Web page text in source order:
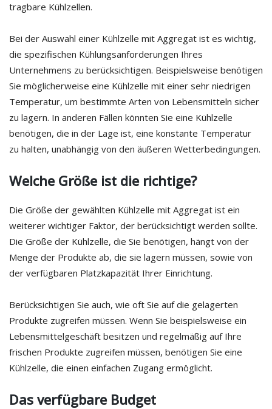
tragbare Kühlzellen.
Bei der Auswahl einer Kühlzelle mit Aggregat ist es wichtig,
die spezifischen Kühlungsanforderungen Ihres
Unternehmens zu berücksichtigen. Beispielsweise benötigen
Sie möglicherweise eine Kühlzelle mit einer sehr niedrigen
Temperatur, um bestimmte Arten von Lebensmitteln sicher
zu lagern. In anderen Fällen könnten Sie eine Kühlzelle
benötigen, die in der Lage ist, eine konstante Temperatur
zu halten, unabhängig von den äußeren Wetterbedingungen.
Welche Größe ist die richtige?
Die Größe der gewählten Kühlzelle mit Aggregat ist ein
weiterer wichtiger Faktor, der berücksichtigt werden sollte.
Die Größe der Kühlzelle, die Sie benötigen, hängt von der
Menge der Produkte ab, die sie lagern müssen, sowie von
der verfügbaren Platzkapazität Ihrer Einrichtung.
Berücksichtigen Sie auch, wie oft Sie auf die gelagerten
Produkte zugreifen müssen. Wenn Sie beispielsweise ein
Lebensmittelgeschäft besitzen und regelmäßig auf Ihre
frischen Produkte zugreifen müssen, benötigen Sie eine
Kühlzelle, die einen einfachen Zugang ermöglicht.
Das verfügbare Budget